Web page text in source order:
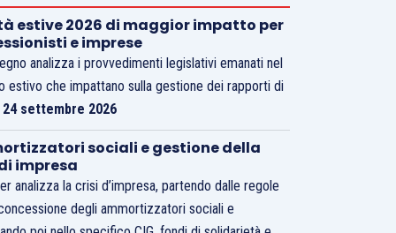
estive 2026 di maggior impatto per
e imprese
analizza i provvedimenti legislativi emanati nel
estivo che impattano sulla gestione dei rapporti di
24 settembre 2026
sociali e gestione della
impresa
analizza la crisi d’impresa, partendo dalle regole
degli ammortizzatori sociali e